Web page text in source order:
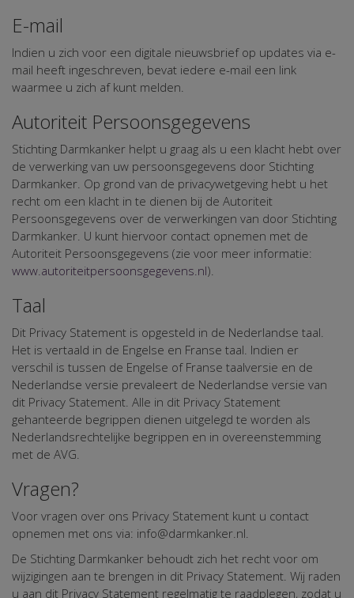
E-mail
Indien u zich voor een digitale nieuwsbrief op updates via e-
mail heeft ingeschreven, bevat iedere e-mail een link
waarmee u zich af kunt melden.
Autoriteit Persoonsgegevens
Stichting Darmkanker helpt u graag als u een klacht hebt over
de verwerking van uw persoonsgegevens door Stichting
Darmkanker. Op grond van de privacywetgeving hebt u het
recht om een klacht in te dienen bij de Autoriteit
Persoonsgegevens over de verwerkingen van door Stichting
Darmkanker. U kunt hiervoor contact opnemen met de
Autoriteit Persoonsgegevens (zie voor meer informatie:
www.autoriteitpersoonsgegevens.nl).
Taal
Dit Privacy Statement is opgesteld in de Nederlandse taal.
Het is vertaald in de Engelse en Franse taal. Indien er
verschil is tussen de Engelse of Franse taalversie en de
Nederlandse versie prevaleert de Nederlandse versie van
dit Privacy Statement. Alle in dit Privacy Statement
gehanteerde begrippen dienen uitgelegd te worden als
Nederlandsrechtelijke begrippen en in overeenstemming
met de AVG.
Vragen?
Voor vragen over ons Privacy Statement kunt u contact
opnemen met ons via: info@darmkanker.nl.
De Stichting Darmkanker behoudt zich het recht voor om
wijzigingen aan te brengen in dit Privacy Statement. Wij raden
u aan dit Privacy Statement regelmatig te raadplegen, zodat u